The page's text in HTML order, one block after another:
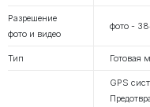
Разрешение
фото и видео
фото -
Тип Готовая
GPS